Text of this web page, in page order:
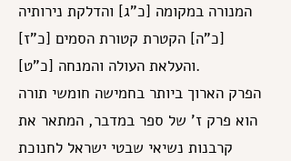
המנורה במקומה [כ"ג] והדלקת נירותיה
[כ"ה] הקטרת קטורת הסמים [כ"ז]
והעלאת העולה והמנחה [כ"ט].
הפרק הארוך ביותר בחמישה חומשי תורה
הוא פרק ז' של ספר במדבר, המתאר את
קרבנות נשיאי שבטי ישראל לחנוכת